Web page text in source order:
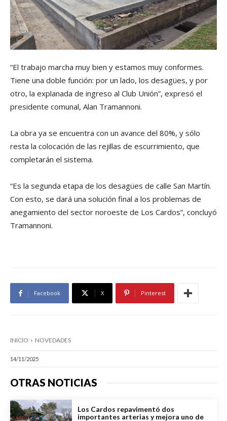
“El trabajo marcha muy bien y estamos muy conformes.
Tiene una doble función: por un lado, los desagües, y por
otro, la explanada de ingreso al Club Unión”, expresó el
presidente comunal, Alan Tramannoni.
La obra ya se encuentra con un avance del 80%, y sólo
resta la colocación de las rejillas de escurrimiento, que
completarán el sistema.
“Es la segunda etapa de los desagües de calle San Martín.
Con esto, se dará una solución final a los problemas de
anegamiento del sector noroeste de Los Cardos”, concluyó
Tramannoni.
Facebook X Pinterest
INICIO NOVEDADES
14/11/2025
OTRAS NOTICIAS
Los Cardos repavimentó dos
importantes arterias y mejora uno de